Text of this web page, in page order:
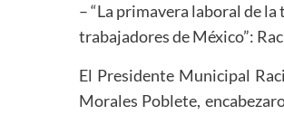
– “La primavera laboral de
trabajadores de México”:
El Presidente Municipal
Morales Poblete,